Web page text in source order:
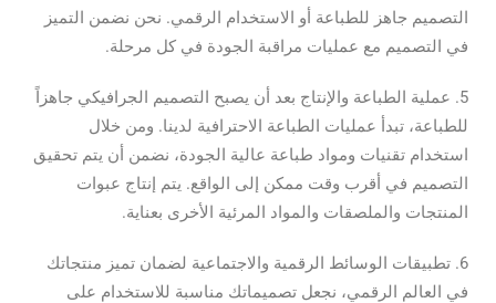
التصميم جاهز للطباعة أو الاستخدام الرقمي. نحن نضمن التميز
في التصميم مع عمليات مراقبة الجودة في كل مرحلة.
5. عملية الطباعة والإنتاج بعد أن يصبح التصميم الجرافيكي جاهزاً
للطباعة، تبدأ عمليات الطباعة الاحترافية لدينا. ومن خلال
استخدام تقنيات ومواد طباعة عالية الجودة، نضمن أن يتم تحقيق
التصميم في أقرب وقت ممكن إلى الواقع. يتم إنتاج عبوات
المنتجات والملصقات والمواد المرئية الأخرى بعناية.
6. تطبيقات الوسائط الرقمية والاجتماعية لضمان تميز منتجاتك
في العالم الرقمي، نجعل تصميماتك مناسبة للاستخدام على